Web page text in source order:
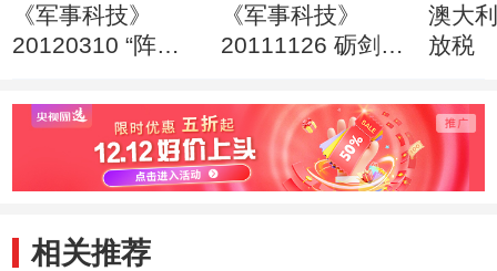
《军事科技》
20120310 “阵
《军事科技》
20111126 砺剑军
澳大
放税
相关推荐